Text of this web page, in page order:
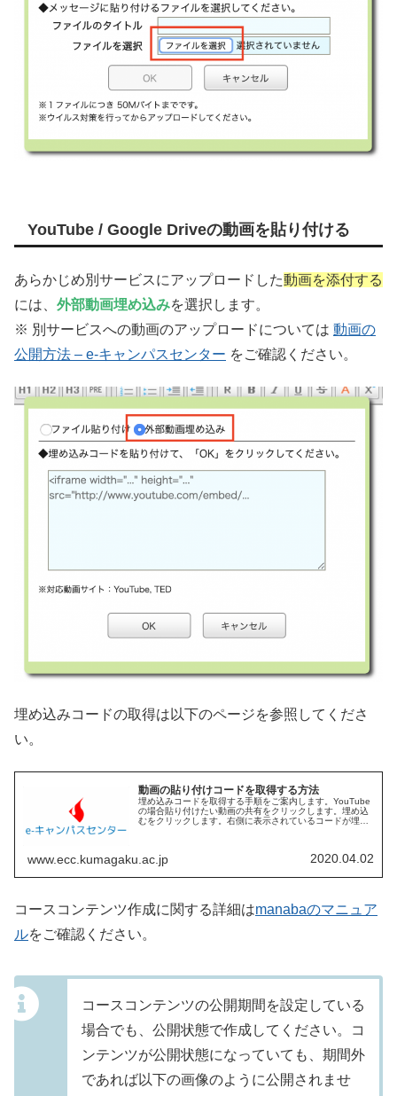
YouTube / Google Driveの動画を貼り付ける
あらかじめ別サービスにアップロードした動画を添付する
には、 外部動画埋め込みを選択します。
※ 別サービスへの動画のアップロードについては 動画の
公開方法 – e-キャンパスセンター をご確認ください。
埋め込みコードの取得は以下のページを参照してくださ
い。
動画の貼り付けコードを取得する方法
埋め込みコードを取得する手順をご案内します。YouTube
の場合貼り付けたい動画の共有をクリックします。埋め込
むをクリックします。右側に表示されているコードが埋め
www.ecc.kumagaku.ac.jp 2020.04.02
コースコンテンツ作成に関する詳細はmanabaのマニュア
ルをご確認ください。
コースコンテンツの公開期間を設定している
場合でも、公開状態で作成してください。コ
ンテンツが公開状態になっていても、期間外
であれば以下の画像のように公開されませ